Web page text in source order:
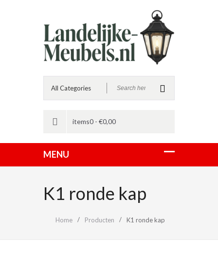
items0 - €0,00
K1 ronde kap
Home Producten K1 ronde kap